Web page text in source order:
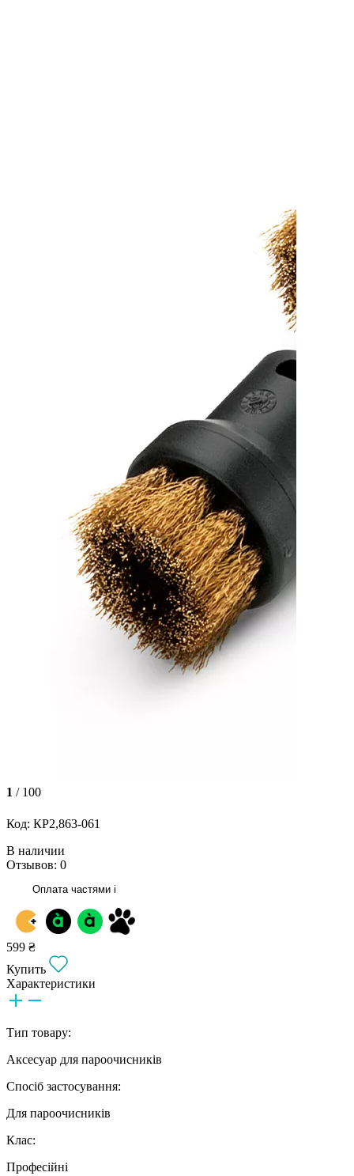
1 / 100
Код: КР2,863-061
В наличии
Отзывов: 0
Оплата частями i
599 ₴
Купить
Характеристики
Тип товару:
Аксесуар для пароочисників
Спосіб застосування:
Для пароочисників
Клас:
Професійні